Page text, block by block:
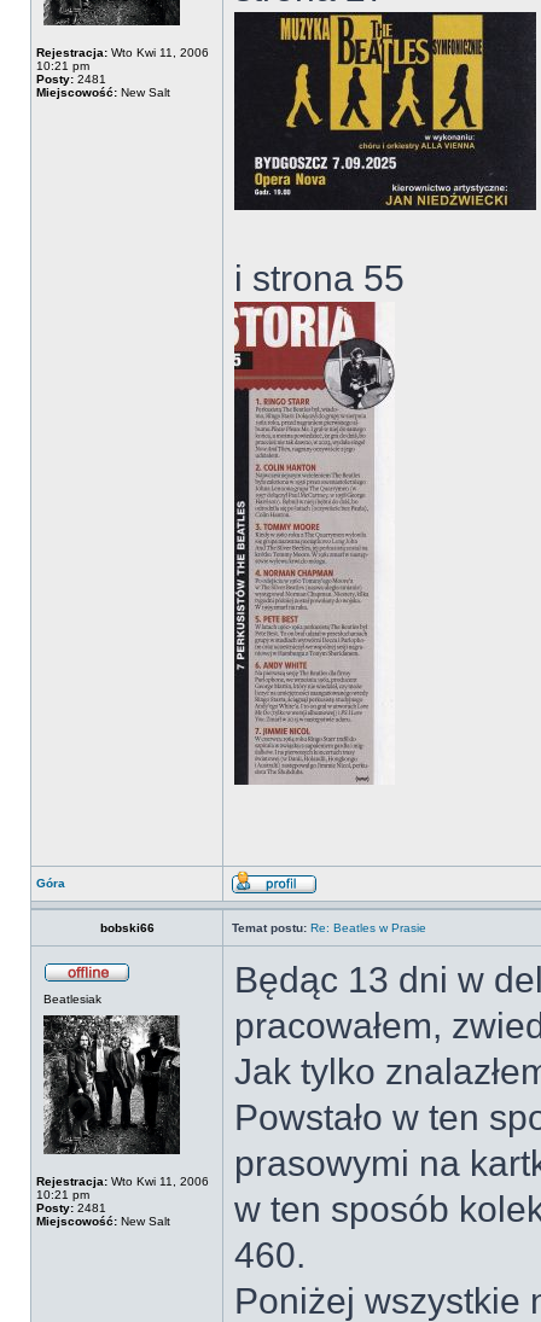
Rejestracja: Wto Kwi 11, 2006
10:21 pm
Posty: 2481
Miejscowość: New Salt
i strona 55
Góra
bobski66 Temat postu: Re: Beatles w Prasie
Beatlesiak
Rejestracja: Wto Kwi 11, 2006
10:21 pm
Posty: 2481
Miejscowość: New Salt
Będąc 13 dni w
pracowałem,
Jak tylko
Powstało w ten
prasowymi na
w ten sposób
460.
Poniżej wszystkie